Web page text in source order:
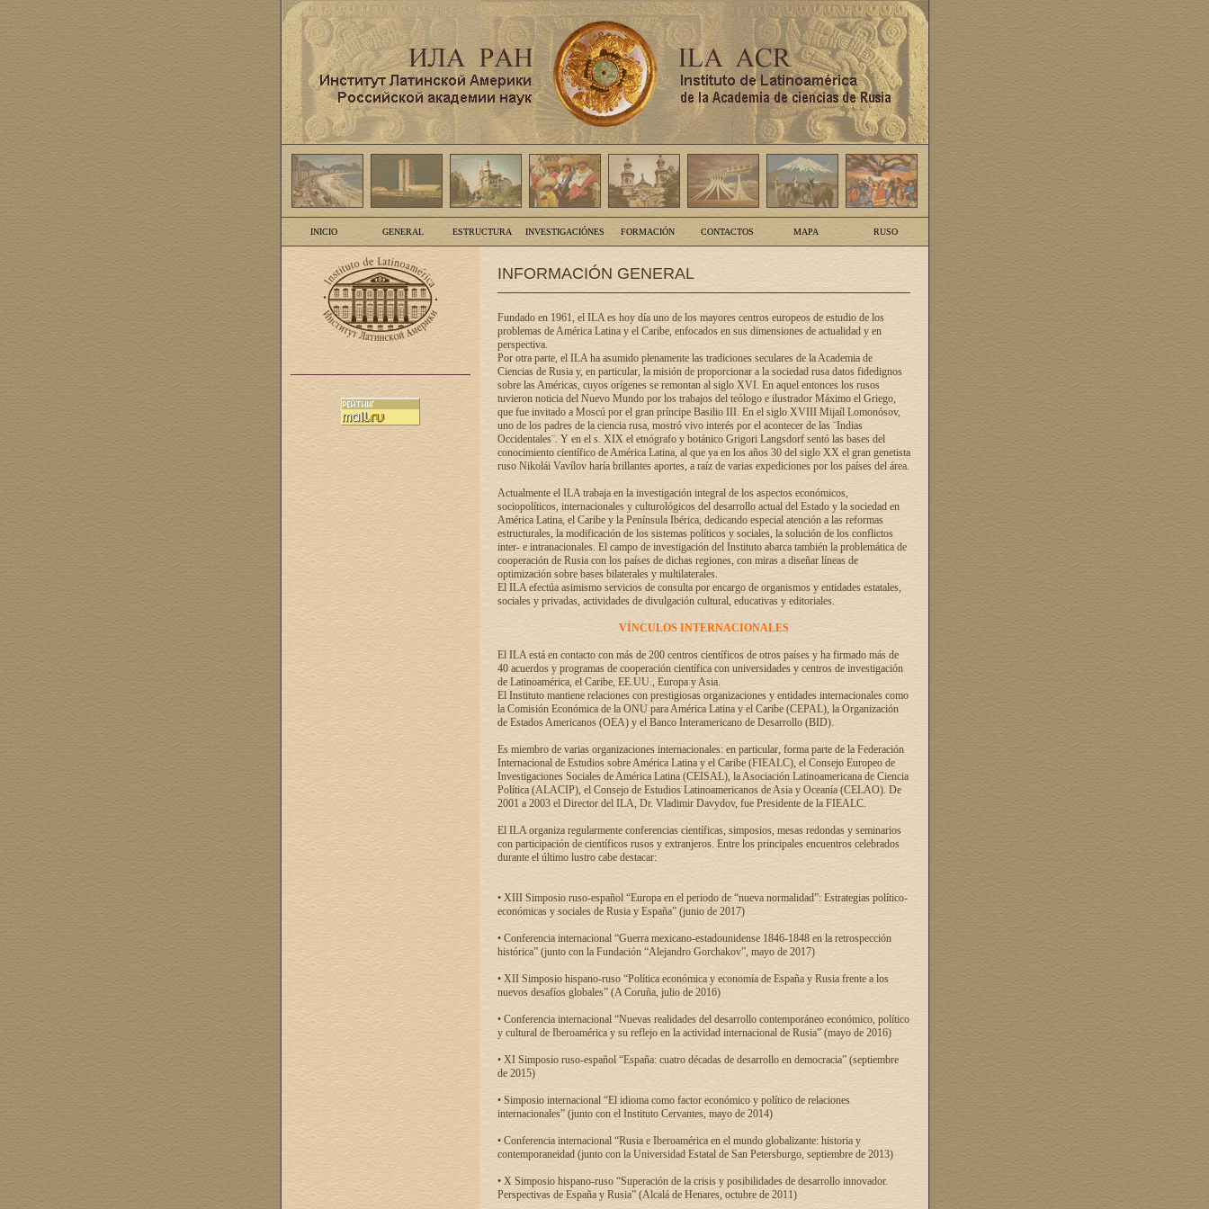
INICIO GENERAL ESTRUCTURA INVESTIGACIÓNES FORMACIÓN CONTACTOS MAPA RUSO
INFORMACIÓN GENERAL
Fundado en 1961, el ILA es hoy día uno de los mayores centros europeos de estudio de los
problemas de América Latina y el Caribe, enfocados en sus dimensiones de actualidad y en
perspectiva.
Por otra parte, el ILA ha asumido plenamente las tradiciones seculares de la Academia de
Ciencias de Rusia y, en particular, la misión de proporcionar a la sociedad rusa datos fidedignos
sobre las Américas, cuyos orígenes se remontan al siglo XVI. En aquel entonces los rusos
tuvieron noticia del Nuevo Mundo por los trabajos del teólogo e ilustrador Máximo el Griego,
que fue invitado a Moscú por el gran príncipe Basilio III. En el siglo XVIII Mijaíl Lomonósov,
uno de los padres de la ciencia rusa, mostró vivo interés por el acontecer de las ¨Indias
Occidentales¨. Y en el s. XIX el etnógrafo y botánico Grigori Langsdorf sentó las bases del
conocimiento científico de América Latina, al que ya en los años 30 del siglo XX el gran genetista
ruso Nikolái Vavílov haría brillantes aportes, a raíz de varias expediciones por los países del área.
Actualmente el ILA trabaja en la investigación integral de los aspectos económicos,
sociopolíticos, internacionales y culturológicos del desarrollo actual del Estado y la sociedad en
América Latina, el Caribe y la Península Ibérica, dedicando especial atención a las reformas
estructurales, la modificación de los sistemas políticos y sociales, la solución de los conflictos
inter- e intranacionales. El campo de investigación del Instituto abarca también la problemática de
cooperación de Rusia con los países de dichas regiones, con miras a diseñar líneas de
optimización sobre bases bilaterales y multilaterales.
El ILA efectúa asimismo servicios de consulta por encargo de organismos y entidades estatales,
sociales y privadas, actividades de divulgación cultural, educativas y editoriales.
VÍNCULOS INTERNACIONALES
El ILA está en contacto con más de 200 centros científicos de otros países y ha firmado más de
40 acuerdos y programas de cooperación científica con universidades y centros de investigación
de Latinoamérica, el Caribe, EE.UU., Europa y Asia.
El Instituto mantiene relaciones con prestigiosas organizaciones y entidades internacionales como
la Comisión Económica de la ONU para América Latina y el Caribe (CEPAL), la Organización
de Estados Americanos (OEA) y el Banco Interamericano de Desarrollo (BID).
Es miembro de varias organizaciones internacionales: en particular, forma parte de la Federación
Internacional de Estudios sobre América Latina y el Caribe (FIEALC), el Consejo Europeo de
Investigaciones Sociales de América Latina (CEISAL), la Asociación Latinoamericana de Ciencia
Política (ALACIP), el Consejo de Estudios Latinoamericanos de Asia y Oceanía (CELAO). De
2001 a 2003 el Director del ILA, Dr. Vladimir Davydov, fue Presidente de la FIEALC.
El ILA organiza regularmente conferencias científicas, simposios, mesas redondas y seminarios
con participación de científicos rusos y extranjeros. Entre los principales encuentros celebrados
durante el último lustro cabe destacar:
• XIII Simposio ruso-español “Europa en el periodo de “nueva normalidad”: Estrategias político-
económicas y sociales de Rusia y España” (junio de 2017)
• Conferencia internacional “Guerra mexicano-estadounidense 1846-1848 en la retrospección
histórica” (junto con la Fundación “Alejandro Gorchakov”, mayo de 2017)
• XII Simposio hispano-ruso “Política económica y economía de España y Rusia frente a los
nuevos desafíos globales” (A Coruña, julio de 2016)
• Conferencia internacional “Nuevas realidades del desarrollo contemporáneo económico, político
y cultural de Iberoamérica y su reflejo en la actividad internacional de Rusia” (mayo de 2016)
• XI Simposio ruso-español “España: cuatro décadas de desarrollo en democracia” (septiembre
de 2015)
• Simposio internacional “El idioma como factor económico y político de relaciones
internacionales” (junto con el Instituto Cervantes, mayo de 2014)
• Conferencia internacional “Rusia e Iberoamérica en el mundo globalizante: historia y
contemporaneidad (junto con la Universidad Estatal de San Petersburgo, septiembre de 2013)
• X Simposio hispano-ruso “Superación de la crisis y posibilidades de desarrollo innovador.
Perspectivas de España y Rusia” (Alcalá de Henares, octubre de 2011)